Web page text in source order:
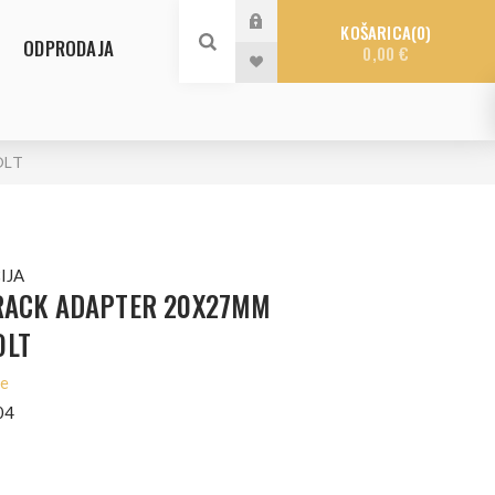
ODPRODAJA
KOŠARICA 0
0,00 €
ADAPTER 20X27MM